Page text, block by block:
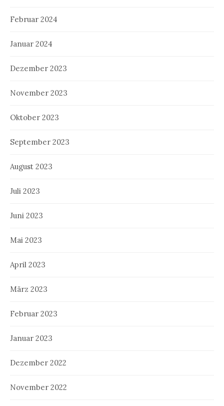
Februar 2024
Januar 2024
Dezember 2023
November 2023
Oktober 2023
September 2023
August 2023
Juli 2023
Juni 2023
Mai 2023
April 2023
März 2023
Februar 2023
Januar 2023
Dezember 2022
November 2022